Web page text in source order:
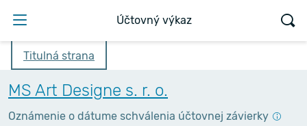
Účtovný výkaz
Titulná strana
MS Art Designe s. r. o.
Oznámenie o dátume schválenia účtovnej závierky